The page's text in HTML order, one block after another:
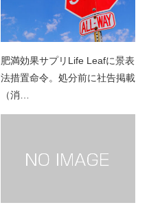
肥満効果サプリLife Leafに景表
法措置命令。処分前に社告掲載
（消…